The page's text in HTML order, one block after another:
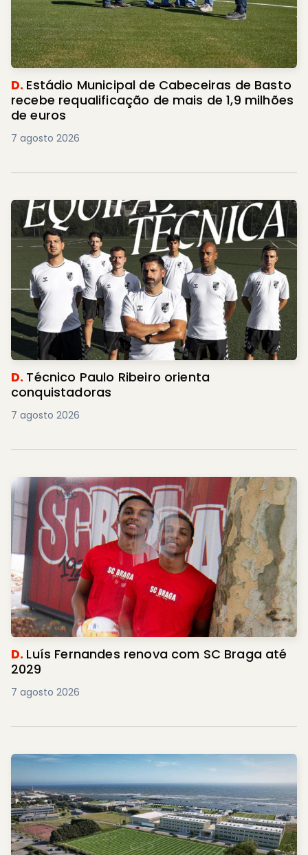
D. Estádio Municipal de Cabeceiras de Basto
recebe requalificação de mais de 1,9 milhões
de euros
7 agosto 2026
D. Técnico Paulo Ribeiro orienta
conquistadoras
7 agosto 2026
D. Luís Fernandes renova com SC Braga até
2029
7 agosto 2026